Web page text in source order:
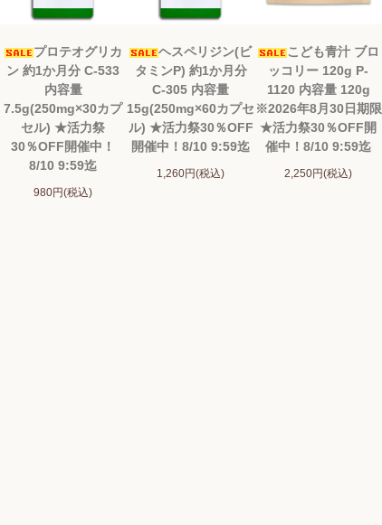
プロテオグリカ
ン 約1か月分 C-533
内容量
7.5g(250mg×30カプ
セル) ★活力祭
30％OFF開催中！
8/10 9:59迄
980円(税込)
ヘスペリジン(ビ
タミンP) 約1か月分
C-305 内容量
15g(250mg×60カプセ
ル) ★活力祭30％OFF
開催中！8/10 9:59迄
1,260円(税込)
こども青汁 ブロ
ッコリー 120g P-
1120 内容量 120g
※2026年8月30日期限
★活力祭30％OFF開
催中！8/10 9:59迄
2,250円(税込)